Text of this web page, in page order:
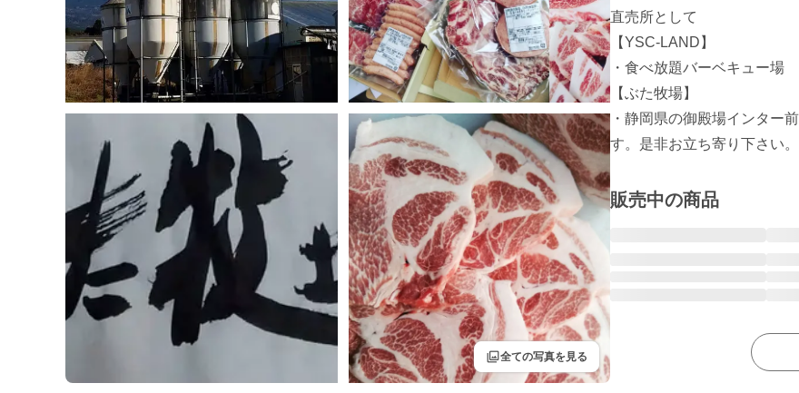
filter全ての写真を見る
直売所として
【YSC-LAND】
・食べ放題バーベキュー場
【ぶた牧場】
・静岡県の御殿場インター
す。是非お立ち寄り下さい。
販売中の商品